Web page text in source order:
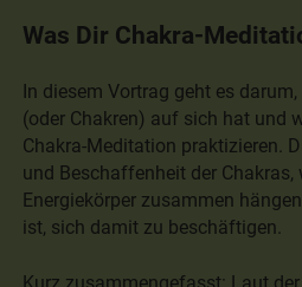
Was Dir Chakra-
In diesem Vortrag geht es
(oder Chakren) auf sich hat und
Chakra-Meditation praktizieren.
und Beschaffenheit der Chakras,
Energiekörper zusammen
ist, sich damit zu beschäftigen.
Kurz zusammengefasst: Laut